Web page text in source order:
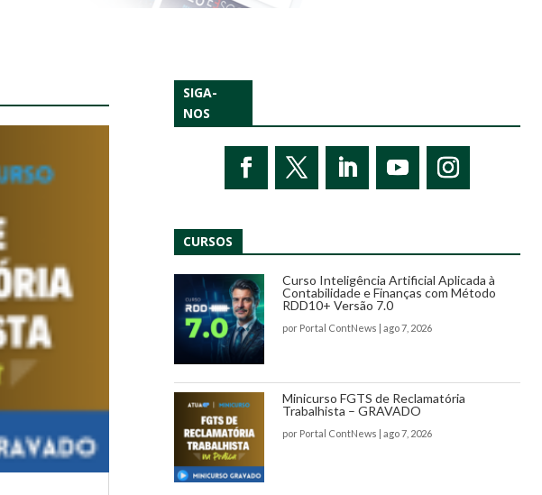
SIGA-
NOS
CURSOS
Curso Inteligência Artificial Aplicada à
Contabilidade e Finanças com Método
RDD10+ Versão 7.0
por Portal ContNews | ago 7, 2026
Minicurso FGTS de Reclamatória
Trabalhista – GRAVADO
por Portal ContNews | ago 7, 2026